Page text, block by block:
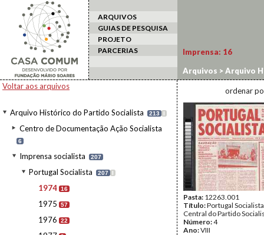
ARQUIVOS
GUIAS DE PESQUISA
PROJETO
PARCERIAS
Voltar aos arquivos
Arquivo Histórico do Partido Socialista 213 I
Centro de Documentação Ação Socialista
6
Imprensa socialista 207
Portugal Socialista 207 I
1974 16
1975 57
1976 22
Imprensa: 16
Arquivos >Arquivo
ordenar
Pasta: 12263.001
Título:Portugal
Central do Partido
Número:4
Ano:VIII